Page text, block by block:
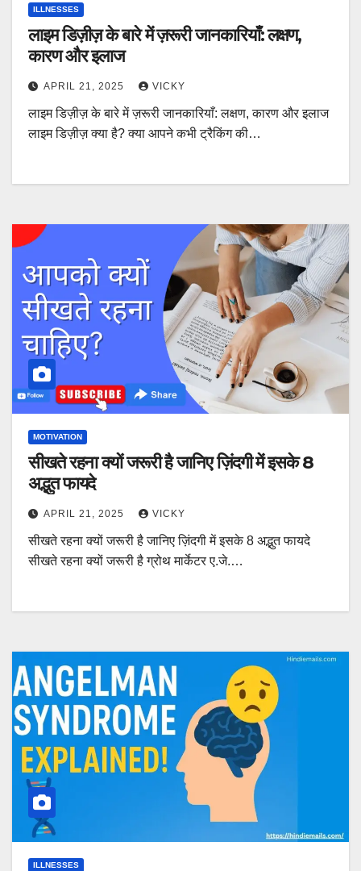
ILLNESSES
लाइम डिज़ीज़ के बारे में ज़रूरी जानकारियाँ: लक्षण,
कारण और इलाज
APRIL 21, 2025 VICKY
लाइम डिज़ीज़ के बारे में ज़रूरी जानकारियाँ: लक्षण, कारण और इलाज
लाइम डिज़ीज़ क्या है? क्या आपने कभी ट्रैकिंग की…
MOTIVATION
सीखते रहना क्यों जरूरी है जानिए ज़िंदगी में इसके 8
अद्भुत फायदे
APRIL 21, 2025 VICKY
सीखते रहना क्यों जरूरी है जानिए ज़िंदगी में इसके 8 अद्भुत फायदे
सीखते रहना क्यों जरूरी है ग्रोथ मार्केटर ए.जे.…
ILLNESSES